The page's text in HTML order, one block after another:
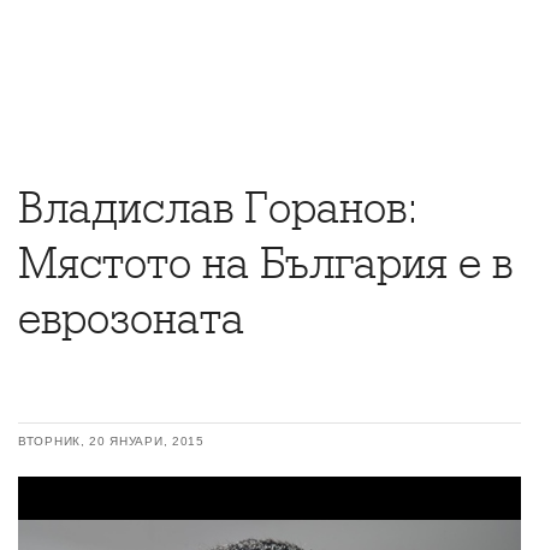
Владислав Горанов:
Мястото на България е в
еврозоната
ВТОРНИК, 20 ЯНУАРИ, 2015